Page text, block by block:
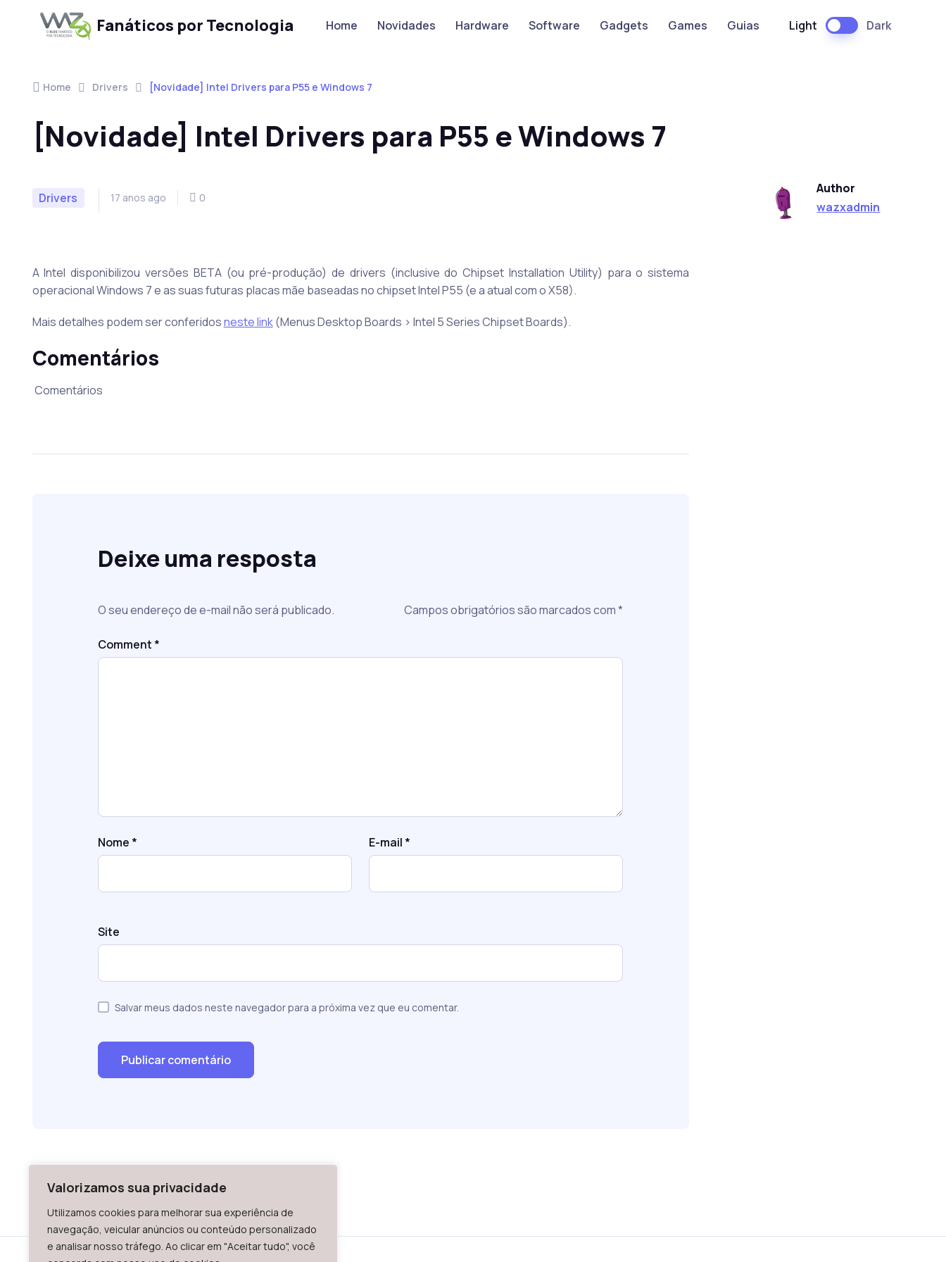
Valorizamos sua privacidade
Utilizamos cookies para melhorar sua experiência de
navegação, veicular anúncios ou conteúdo personalizado
e analisar nosso tráfego. Ao clicar em "Aceitar tudo", você
Skip to navigation
Skip to contentFanáticos por Tecnologia Home Novidades Hardware Software Gadgets Games Guias Light Dark
Home Drivers [Novidade] Intel Drivers para P55 e Windows 7
[Novidade] Intel Drivers para P55 e Windows 7
Drivers 17 anos ago 0
Author
wazxadmin
A Intel disponibilizou versões BETA (ou pré-produção) de drivers (inclusive do Chipset Installation Utility) para o sistema
operacional Windows 7 e as suas futuras placas mãe baseadas no chipset Intel P55 (e a atual com o X58).
Mais detalhes podem ser conferidosneste link(Menus Desktop Boards > Intel 5 Series Chipset Boards).
Comentários
Comentários
Deixe uma resposta
O seu endereço de e-mail não será publicado. Campos obrigatórios são marcados com*
Comment *
Nome * E-mail *
Site
Salvar meus dados neste navegador para a próxima vez que eu comentar.